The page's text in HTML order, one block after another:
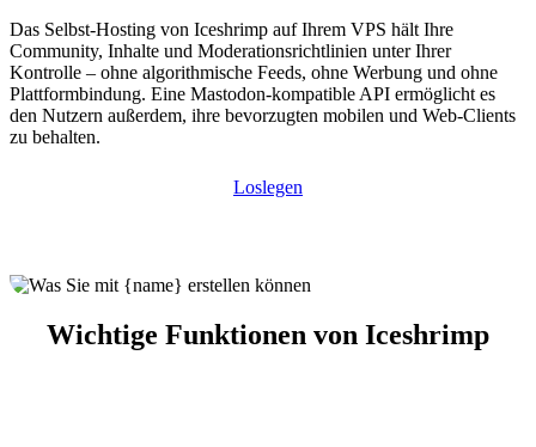
Das Selbst-Hosting von Iceshrimp auf Ihrem VPS hält Ihre
Community, Inhalte und Moderationsrichtlinien unter Ihrer
Kontrolle – ohne algorithmische Feeds, ohne Werbung und ohne
Plattformbindung. Eine Mastodon-kompatible API ermöglicht es
den Nutzern außerdem, ihre bevorzugten mobilen und Web-Clients
zu behalten.
Loslegen
Wichtige Funktionen von Iceshrimp